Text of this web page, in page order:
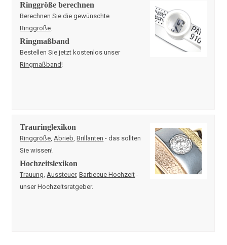
Ringgröße berechnen
Berechnen Sie die gewünschte
Ringgröße
Ringmaßband
Bestellen Sie jetzt kostenlos unser
Ringmaßband!
Trauringlexikon
Ringgröße Abrieb ,Brillanten - das sollten
Sie wissen!
Hochzeitslexikon
Trauung Aussteuer,Barbecue Hochzeit -
unser Hochzeitsratgeber.